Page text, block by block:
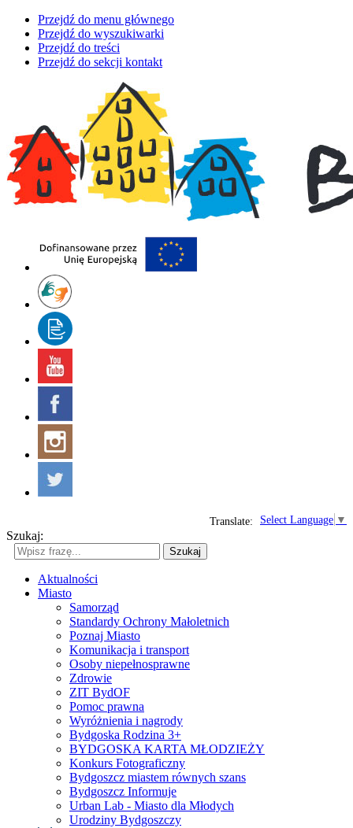
Przejdź do menu głównego
Przejdź do wyszukiwarki
Przejdź do treści
Przejdź do sekcji kontakt
Select Language ▼
Translate:
Szukaj:
Szukaj
Aktualności
Miasto
Samorząd
Standardy Ochrony Małoletnich
Poznaj Miasto
Komunikacja i transport
Osoby niepełnosprawne
Zdrowie
ZIT BydOF
Pomoc prawna
Wyróżnienia i nagrody
Bydgoska Rodzina 3+
BYDGOSKA KARTA MŁODZIEŻY
Konkurs Fotograficzny
Bydgoszcz miastem równych szans
Bydgoszcz Informuje
Urban Lab - Miasto dla Młodych
Urodziny Bydgoszczy